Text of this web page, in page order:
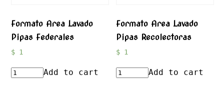
Formato Area Lavado
Pipas Federales
$1
Add to cart
Formato Area Lavado
Pipas Recolectoras
$ 1
Add to cart